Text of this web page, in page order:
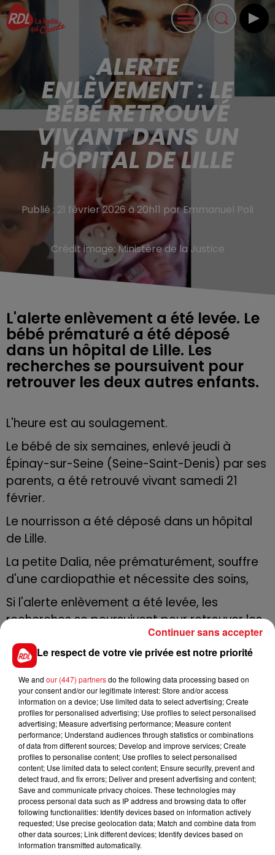
ALERTE
ENLÈVEMENT : LE
BÉBÉ RETROUVÉ
VIVANT DANS UN
HÔPITAL DE LILLE
Publié : 21 février 2026 à 20h11 par Emmanuel Poli
Crédit image: Ministère de la Justice
L'alerte enlèvement a été levée. Le
bébé prématuré a été déposé
dans un hôpital de Lille. Les
recherches se poursuivent pour
retrouver les deux autres enfants.
L'heure est au soulagement.
Le bébé de six semaines, enlevé jeudi à
Épinay-sur-Seine (Seine-Saint-Denis) par ses
parents, a été retrouvé vivant samedi 21
février.
Le nourrisson a été déposé dans un hôpital
de Lille.
La petite Dalia, née prématurément, souffre
d'une cardiopathie et nécessite des soins,
Si l'alerte enlèvement a été levée, les
recherches se poursuivent pour retrouver les
deux autres enfants enlevés.
Deux membres de la famille ont été placés
en garde à vue samedi matin, "en raison de
suspicions sur l'assistance qu'ils auraient pu
apporter aux parents pour l'enlèvement des
enfants et dans leur fuite", selon la justice.
FIL D'ACTUS
Le respect de votre vie privée est notre priorité
We and our (447) partnersdo the following data processing based on
your consent and/or our legitimate interest: Store and/or access
information on a device; Use limited data to select advertising; Create
profiles for personalised advertising; Use profiles to select personalised
advertising; Measure advertising performance; Measure content
performance; Understand audiences through statistics or combinations
of data from different sources; Develop and improve services; Create
profiles to personalise content; Use profiles to select personalised
content; Use limited data to select content; Ensure security, prevent and
detect fraud, and fix errors; Deliver and present advertising and content;
Save and communicate privacy choices. These technologies may
process personal data such as IP address and browsing data to offer
following functionalities: Identify devices based on information actively
requested; Use precise geolocation data; Match and combine data from
other data sources; Link different devices; Identify devices based on
information transmitted automatically.
Continuer sans accepter